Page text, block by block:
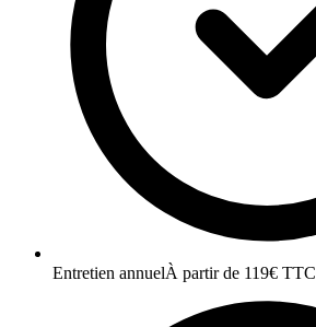
Entretien annuelÀ partir de 119€ TTC